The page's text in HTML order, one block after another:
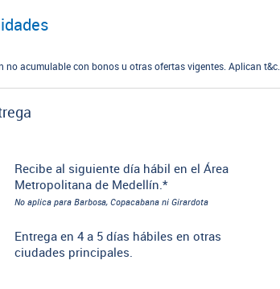
no acumulable con bonos u otras ofertas vigentes. Aplican t&c.
Recibe al siguiente día hábil en el Área
Metropolitana de Medellín.*
No aplica para Barbosa, Copacabana ni Girardota
Entrega en 4 a 5 días hábiles en otras
ciudades principales.